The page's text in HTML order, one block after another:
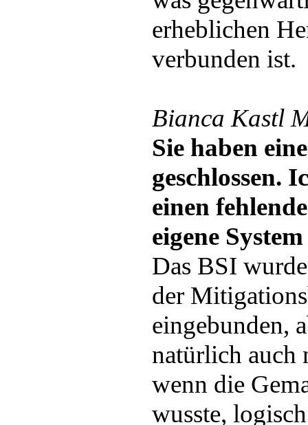
erheblichen
verbunden ist.
Bianca Kastl
Sie haben
geschlossen.
einen
eigene
Das BSI
der
eingebunden,
natürlich auch
wenn die
wusste,